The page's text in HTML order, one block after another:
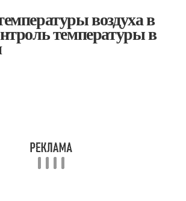
воздуха в
температуры в